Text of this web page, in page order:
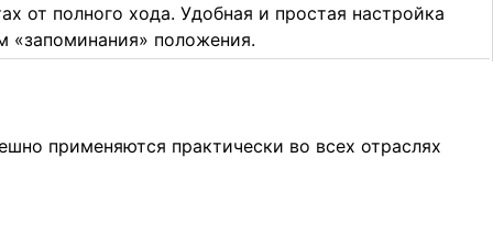
от полного хода. Удобная и простая настройка
«запоминания» положения.
применяются практически во всех отраслях